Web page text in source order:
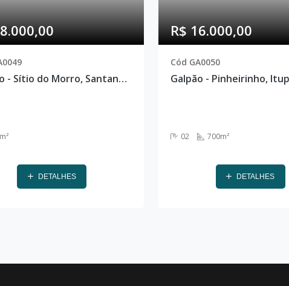
Galpão - Sítio do Morro, Santana de Parnaíba - GA0049
DETALHES
R$ 16.000,00
Cód GA0050
02 700m²
DETALHES